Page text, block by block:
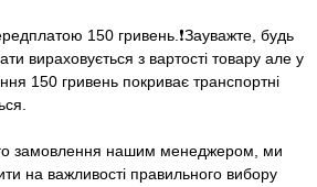
150 гривень.❗️Зауважте, будь
вираховується з вартості товару але у
150 гривень покриває транспортні
замовлення нашим менеджером, ми
на важливості правильного вибору